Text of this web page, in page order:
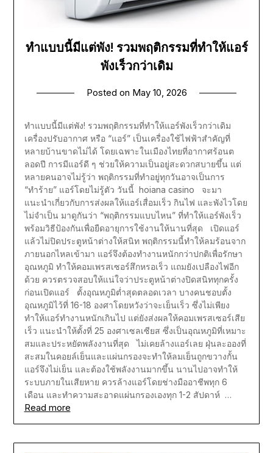
ทำแบบนี้มีแต่พัง! รวมพฤติกรรมที่ทำให้แอร์
พังเร็วกว่าเดิม
Posted on May 10, 2026
ทำแบบนี้มีแต่พัง! รวมพฤติกรรมที่ทำให้แอร์พังเร็วกว่าเดิม
เครื่องปรับอากาศ หรือ “แอร์” เป็นเครื่องใช้ไฟฟ้าสำคัญที่
หลายบ้านขาดไม่ได้ โดยเฉพาะในเมืองไทยที่อากาศร้อนต
ลอดปี การมีแอร์ดี ๆ ช่วยให้ความเป็นอยู่สะดวกสบายขึ้น แต่
หลายคนอาจไม่รู้ว่า พฤติกรรมที่ทำอยู่ทุกวันอาจเป็นการ
“ทำร้าย” แอร์โดยไม่รู้ตัว วันนี้ hoiana casino จะมา
แนะนำเกี่ยวกับการส่งผลให้แอร์เสื่อมเร็ว กินไฟ และพังไวโดย
ไม่จำเป็น มาดูกันว่า “พฤติกรรมแบบไหน” ที่ทำให้แอร์พังเร็ว
พร้อมวิธีป้องกันเพื่อยืดอายุการใช้งานให้นานที่สุด เปิดแอร์
แล้วไม่ปิดประตูหน้าต่างให้สนิท พฤติกรรมนี้ทำให้ลมร้อนจาก
ภายนอกไหลเข้ามา แอร์จึงต้องทำงานหนักกว่าปกติเพื่อรักษา
อุณหภูมิ ทำให้คอมเพรสเซอร์สึกหรอเร็ว แถมยังเปลืองไฟอีก
ด้วย ควรตรวจสอบให้แน่ใจว่าประตูหน้าต่างปิดสนิททุกครั้ง
ก่อนเปิดแอร์ ตั้งอุณหภูมิต่ำสุดตลอดเวลา บางคนชอบตั้ง
อุณหภูมิไว้ที่ 16-18 องศาโดยหวังว่าจะเย็นเร็ว ซึ่งไม่เพียง
ทำให้แอร์ทำงานหนักเกินไป แต่ยังส่งผลให้คอมเพรสเซอร์เสีย
เร็ว แนะนำให้ตั้งที่ 25 องศาเซลเซียส ซึ่งเป็นอุณหภูมิที่เหมาะ
สมและประหยัดพลังงานที่สุด ไม่เคยล้างแอร์เลย ฝุ่นละอองที่
สะสมในคอยล์เย็นและแผ่นกรองจะทำให้ลมเย็นถูกขวางกั้น
แอร์จึงไม่เย็น และต้องใช้พลังงานมากขึ้น นานไปอาจทำให้
ระบบภายในเสียหาย ควรล้างแอร์โดยช่างมืออาชีพทุก 6
เดือน และทำความสะอาดแผ่นกรองเองทุก 1-2 สัปดาห์ …
Read more